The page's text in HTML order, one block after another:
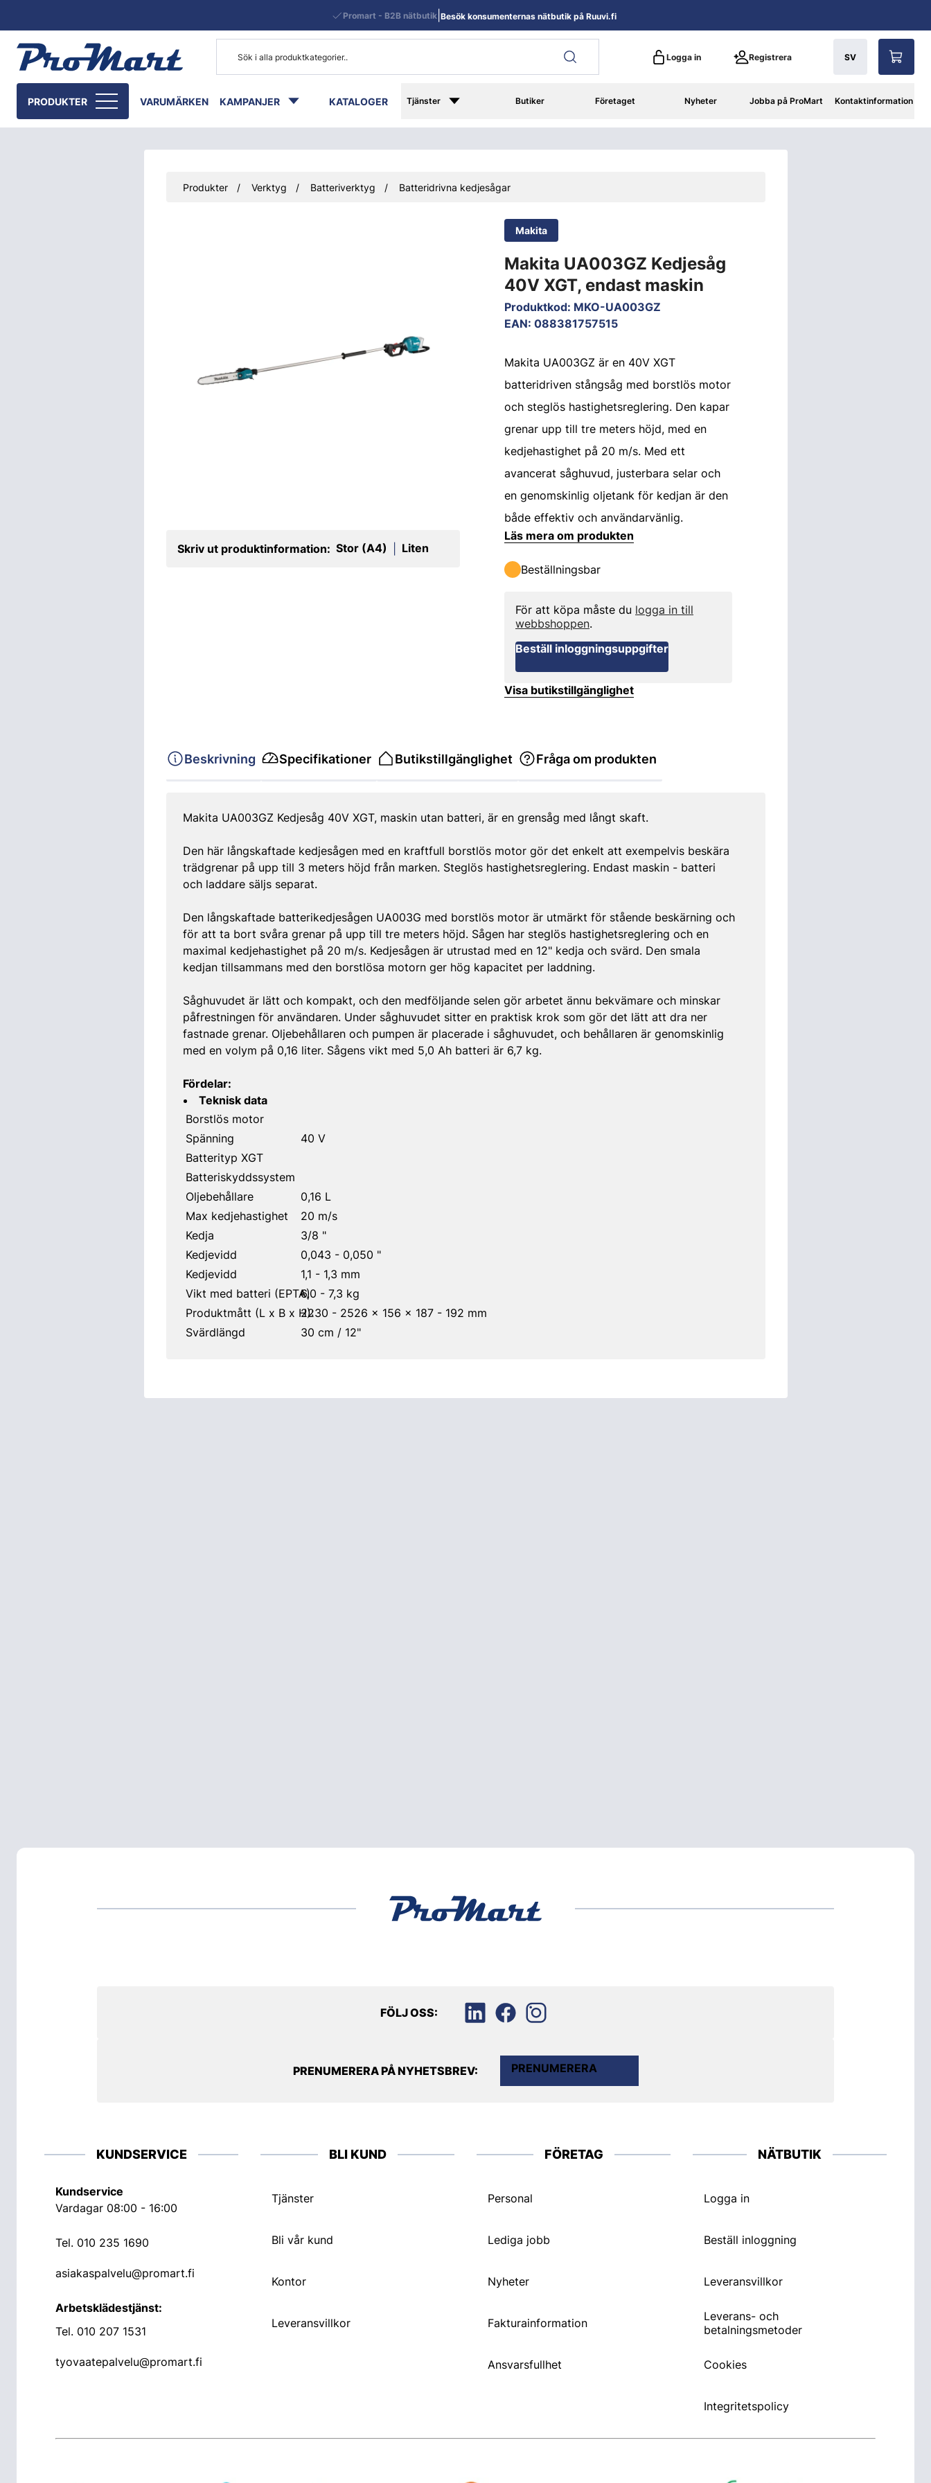
Logga in Registrera SV
PRODUKTER VARUMÄRKEN KAMPANJER KATALOGER Tjänster Butiker Företaget Nyheter Jobba på ProMart Kontaktinformation
Promart - B2B nätbutik Besök konsumenternas nätbutik på Ruuvi.fi
Produkter Verktyg Batteriverktyg Batteridrivna kedjesågar
Makita
Makita UA003GZ Kedjesåg
40V XGT, endast maskin
Produktkod: MKO-UA003GZ
EAN: 088381757515
Skriv ut produktinformation: Stor (A4) Liten
Makita UA003GZ är en 40V XGT
batteridriven stångsåg med borstlös motor
och steglös hastighetsreglering. Den kapar
grenar upp till tre meters höjd, med en
kedjehastighet på 20 m/s. Med ett
avancerat såghuvud, justerbara selar och
en genomskinlig oljetank för kedjan är den
både effektiv och användarvänlig.
Läs mera om produkten
Beställningsbar
För att köpa måste du logga in till
webbshoppen.
Beställ inloggningsuppgifter
Visa butikstillgänglighet
Beskrivning Specifikationer Butikstillgänglighet Fråga om produkten
Makita UA003GZ Kedjesåg 40V XGT, maskin utan batteri, är en grensåg med långt skaft.
Den här långskaftade kedjesågen med en kraftfull borstlös motor gör det enkelt att exempelvis beskära
trädgrenar på upp till 3 meters höjd från marken. Steglös hastighetsreglering. Endast maskin - batteri
och laddare säljs separat.
Den långskaftade batterikedjesågen UA003G med borstlös motor är utmärkt för stående beskärning och
för att ta bort svåra grenar på upp till tre meters höjd. Sågen har steglös hastighetsreglering och en
maximal kedjehastighet på 20 m/s. Kedjesågen är utrustad med en 12" kedja och svärd. Den smala
kedjan tillsammans med den borstlösa motorn ger hög kapacitet per laddning.
Såghuvudet är lätt och kompakt, och den medföljande selen gör arbetet ännu bekvämare och minskar
påfrestningen för användaren. Under såghuvudet sitter en praktisk krok som gör det lätt att dra ner
fastnade grenar. Oljebehållaren och pumpen är placerade i såghuvudet, och behållaren är genomskinlig
med en volym på 0,16 liter. Sågens vikt med 5,0 Ah batteri är 6,7 kg.
Fördelar:
Teknisk data
Borstlös motor
Spänning
40 V
Batterityp XGT
Batteriskyddssystem
Oljebehållare
0,16 L
Max kedjehastighet
20 m/s
Kedja
3/8 "
Kedjevidd
0,043 - 0,050 "
Kedjevidd
1,1 - 1,3 mm
Vikt med batteri (EPTA)6,0 - 7,3 kg
Produktmått (L x B x H):2230 - 2526 x 156 x 187 - 192 mm
Svärdlängd
30 cm / 12"
FÖLJ OSS:
PRENUMERERA PÅ NYHETSBREV: PRENUMERERA
KUNDSERVICE
Kundservice
Vardagar 08:00 - 16:00
Tel. 010 235 1690
asiakaspalvelu@promart.fi
Arbetsklädestjänst:
Tel. 010 207 1531
tyovaatepalvelu@promart.fi
BLI KUND
Tjänster
Bli vår kund
Kontor
Leveransvillkor
FÖRETAG
Personal
Lediga jobb
Nyheter
Fakturainformation
Ansvarsfullhet
NÄTBUTIK
Logga in
Beställ inloggning
Leveransvillkor
Leverans- och
betalningsmetoder
Cookies
Integritetspolicy